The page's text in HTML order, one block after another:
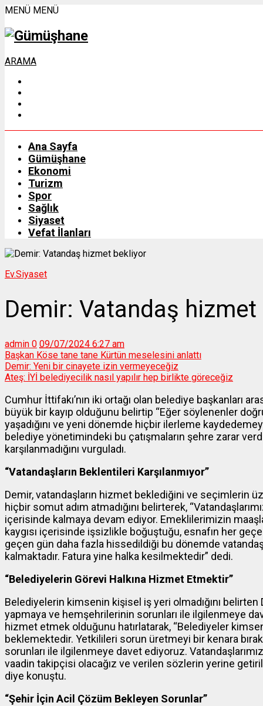
MENÜ MENÜ
ARAMA
Ana Sayfa
Gümüşhane
Ekonomi
Turizm
Spor
Sağlık
Siyaset
Vefat İlanları
Ev.Siyaset
Demir: Vatandaş
admin 0 09/07/2024 6:27 am
Başkan Köse tane tane Kürtün meselesini anlattı
Demir: Yeni bir cinayete izin vermeyeceğiz
Ateş: İYİ belediyecilik nasıl yapılır hep birlikte göreceğiz
Cumhur İttifakı’nın iki ortağı olan belediye başkanları
büyük bir kayıp olduğunu belirtip “Eğer söylenenler
yaşadığını ve yeni dönemde hiçbir ilerleme
belediye yönetimindeki bu çatışmaların şehre zarar
karşılanmadığını vurguladı.
“Vatandaşların Beklentileri Karşılanmıyor”
Demir, vatandaşların hizmet beklediğini ve seçimlerin
hiçbir somut adım atmadığını belirterek,
içerisinde kalmaya devam ediyor. Emeklilerimizin
kaygısı içerisinde işsizlikle boğuştuğu, esnafın her
geçen gün daha fazla hissedildiği bu dönemde
kalmaktadır. Fatura yine halka kesilmektedir” dedi.
“Belediyelerin Görevi Halkına Hizmet Etmektir”
Belediyelerin kimsenin kişisel iş yeri olmadığını
yapmaya ve hemşehrilerinin sorunları ile ilgilenmeye
hizmet etmek olduğunu hatırlatarak, “Belediyeler
beklemektedir. Yetkilileri sorun üretmeyi bir kenara
sorunları ile ilgilenmeye davet ediyoruz.
vaadin takipçisi olacağız ve verilen sözlerin yerine
diye konuştu.
“Şehir İçin Acil Çözüm Bekleyen Sorunlar”